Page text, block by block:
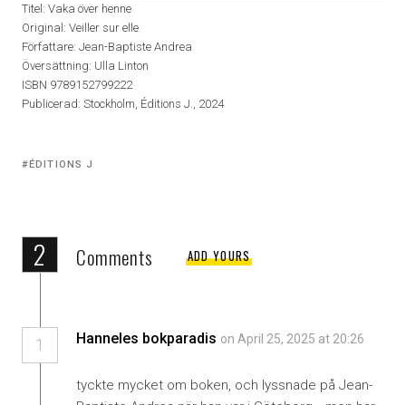
Titel: Vaka över henne
Original: Veiller sur elle
Författare: Jean-Baptiste Andrea
Översättning: Ulla Linton
ISBN 9789152799222
Publicerad: Stockholm, Éditions J., 2024
Tagged
ÉDITIONS J
2 Comments ADD YOURS
1 Hanneles bokparadis on April 25, 2025 at 20:26
tyckte mycket om boken, och lyssnade på Jean-